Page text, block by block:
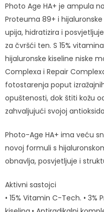
Photo Age HA+ je ampula
Proteuma 89+ i
upija, hidratizira i
za čvršći ten. S 15%
hijaluronske kiseline niske
Complexa i Repair
fotostarenja poput
opuštenosti, dok štiti kožu
zahvaljujući svojoj
Photo-Age HA+ ima veću
novoj formuli s
obnavlja, posvjetljuje i
Aktivni sastojci
• 15% Vitamin C-Tech. • 3%